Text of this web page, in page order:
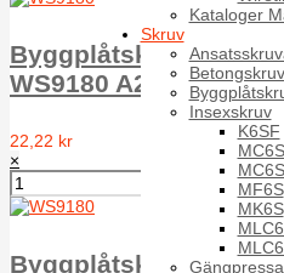
Kataloger
Skruv
Betongskruv
Insexskruv
K6SF
MC6S
MF6S
MK6S
Byggplåtskruv EPDM-
WS9180 A2 A 6.5X200
22,22 kr
×
Byggplåtskruv EPDM-